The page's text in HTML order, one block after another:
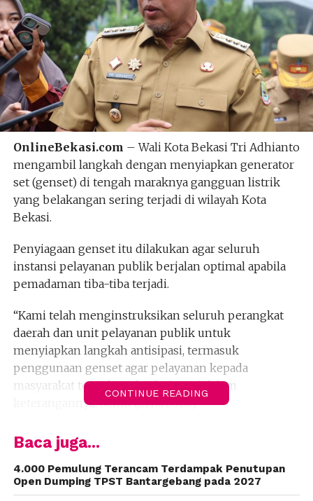
OnlineBekasi.com – Wali Kota Bekasi Tri Adhianto
mengambil langkah dengan menyiapkan generator
set (genset) di tengah maraknya gangguan listrik
yang belakangan sering terjadi di wilayah Kota
Bekasi.
Penyiagaan genset itu dilakukan agar seluruh
instansi pelayanan publik berjalan optimal apabila
pemadaman tiba-tiba terjadi.
“Kami telah menginstruksikan seluruh perangkat
daerah dan unit pelayanan publik untuk
menyiapkan langkah antisipasi, termasuk
penggunaan genset agar pelayanan kepada
masyarakat tetap berjalan,” ujar Tri dalam
keterangannya, Senin (22/6/2026).
Ia menjelaskan, kesiapan genset diperlukan untuk
mencegah terhentinya layanan, terutama pada jam-
jam pelayanan utama ketika terjadi gangguan listrik
mendadak.
CONTINUE READING
Baca juga...
4.000 Pemulung Terancam Terdampak Penutupan
Open Dumping TPST Bantargebang pada 2027